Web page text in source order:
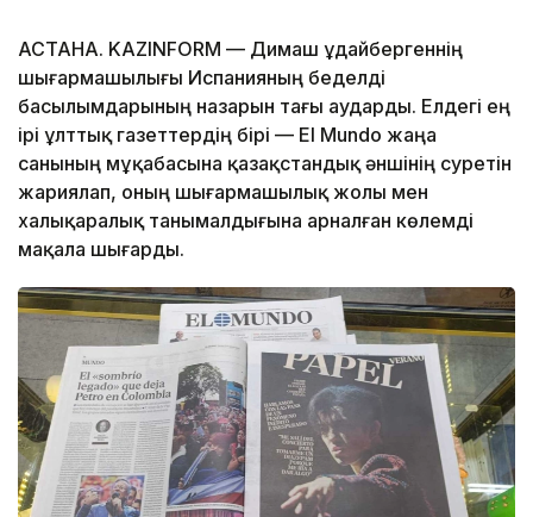
АСТАНА. KAZINFORM — Димаш Құдайбергеннің
шығармашылығы Испанияның беделді
басылымдарының назарын тағы аударды. Елдегі ең
ірі ұлттық газеттердің бірі — El Mundo жаңа
санының мұқабасына қазақстандық әншінің суретін
жариялап, оның шығармашылық жолы мен
халықаралық танымалдығына арналған көлемді
мақала шығарды.